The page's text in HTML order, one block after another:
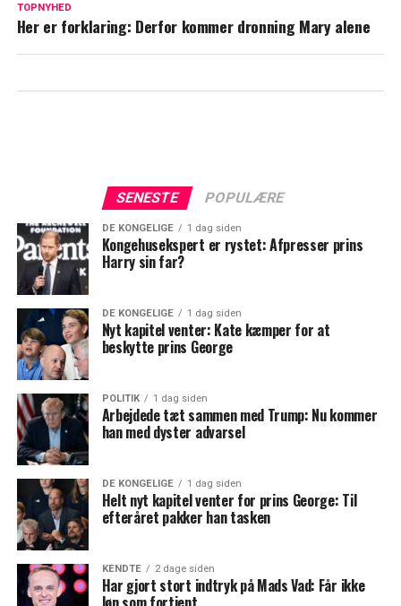
TOPNYHED
Her er forklaring: Derfor kommer dronning Mary alene
SENESTE POPULÆRE
DE KONGELIGE 1 dag siden
Kongehusekspert er rystet: Afpresser prins
Harry sin far?
DE KONGELIGE 1 dag siden
Nyt kapitel venter: Kate kæmper for at
beskytte prins George
POLITIK 1 dag siden
Arbejdede tæt sammen med Trump: Nu kommer
han med dyster advarsel
DE KONGELIGE 1 dag siden
Helt nyt kapitel venter for prins George: Til
efteråret pakker han tasken
KENDTE 2 dage siden
Har gjort stort indtryk på Mads Vad: Får ikke